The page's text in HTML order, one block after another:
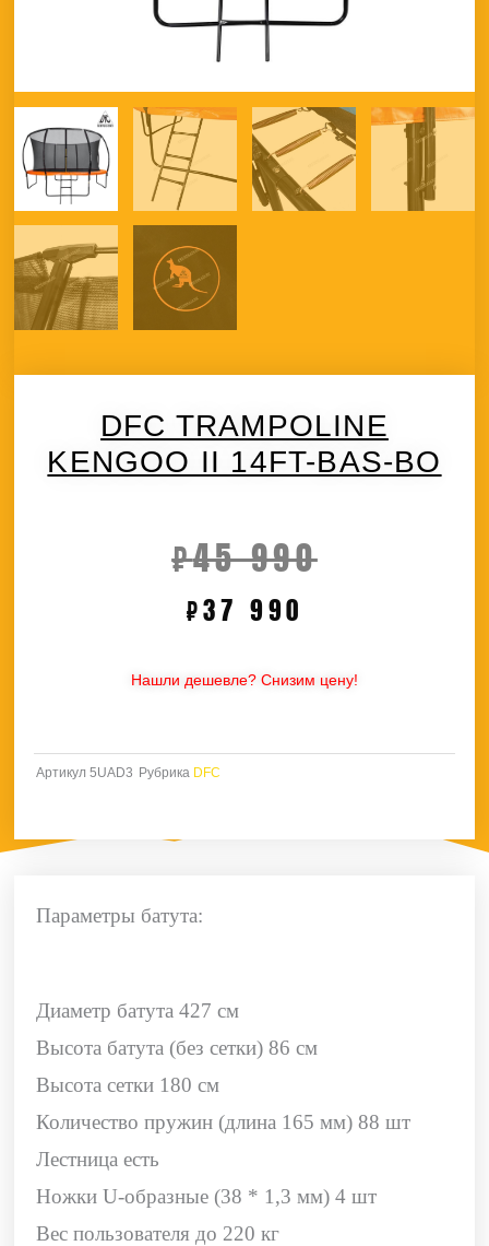
DFC TRAMPOLINE
KENGOO II 14FT-BAS-BO
₽45 990
цена
составляла
₽37 990
Текущая
цена:
₽37
Нашли дешевле? Снизим цену!
Артикул5UAD3 Рубрика DFC
Параметры батута:
Диаметр батута 427 см
Высота батута (без сетки) 86 см
Высота сетки 180 см
Количество пружин (длина 165 мм) 88 шт
Лестница есть
Ножки U-образные (38 * 1,3 мм) 4 шт
Вес пользователя до 220 кг